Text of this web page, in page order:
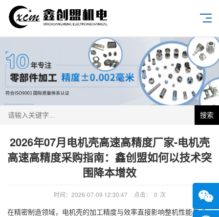
搜索
2026年07月电机壳高速高精度厂家-电机壳
高速高精度采购指南：鑫创盟如何以技术突
围降本增效
时间：2026-07-09 12:30:47 点击： 0 次
在精密制造领域，电机壳的加工精度与效率直接影响整机性能与成